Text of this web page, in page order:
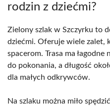
rodzin z dziećmi?
Zielony szlak w Szczyrku to
dziećmi. Oferuje wiele zalet,
spacerom. Trasa ma łagodne
do pokonania, a długość
dla małych odkrywców.
Na szlaku można miło